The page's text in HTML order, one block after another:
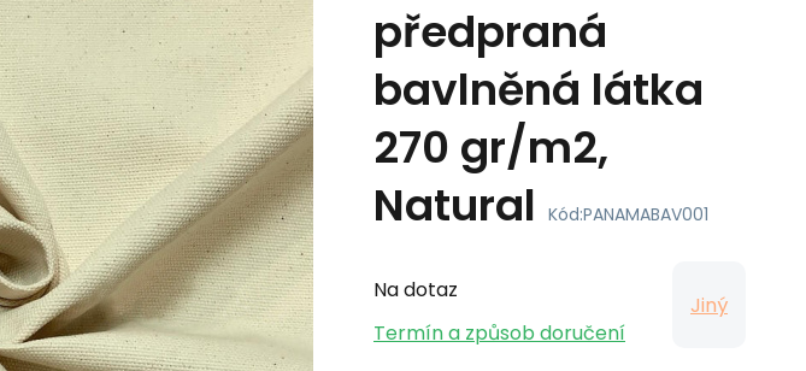
předpraná
bavlněná látka
270 gr/m2,
Natural Kód:PANAMABAV001
Na dotaz
Termín a způsob doručení
Jiný